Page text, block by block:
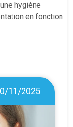
hygiène
en fonction
11/2025